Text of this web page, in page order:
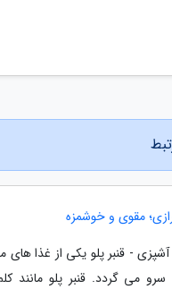
مقوی و خوشمزه
- قنبر پلو یکی از غذا های
می گردد. قنبر پلو مانند